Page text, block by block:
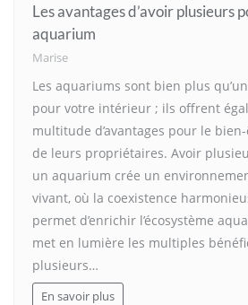
Les avantages d’avoir plusieurs
aquarium
Marise
Les aquariums sont bien plus
pour votre intérieur ; ils offrent
multitude d’avantages pour le
de leurs propriétaires. Avoir
un aquarium crée un
vivant, où la coexistence
permet d’enrichir l’écosystème
met en lumière les multiples
plusieurs…
En savoir plus